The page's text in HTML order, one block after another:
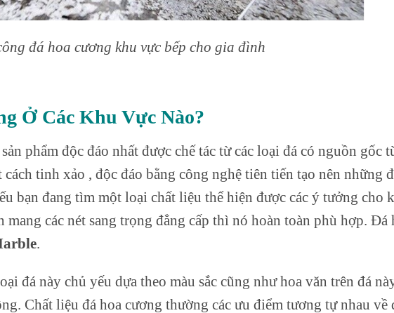
đá hoa cương khu vực bếp cho gia đình
Ở Các Khu Vực Nào?
phẩm độc đáo nhất được chế tác từ các loại đá có nguồn gốc
tinh xảo , độc đáo bằng công nghệ tiên tiến tạo nên những
bạn đang tìm một loại chất liệu thể hiện được các ý tưởng cho
các nét sang trọng đẳng cấp thì nó hoàn toàn phù hợp. Đá
.
đá này chủ yếu dựa theo màu sắc cũng như hoa văn trên đá
Chất liệu đá hoa cương thường các ưu điểm tương tự nhau về